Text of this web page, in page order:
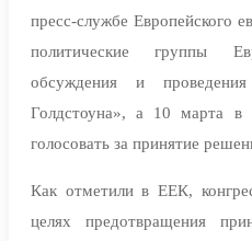
пресс-службе Европейского
политические группы
обсуждения и
Голдстоуна», а 10 марта в
голосовать за принятие
Как отметили в ЕЕК,
целях предотвращения